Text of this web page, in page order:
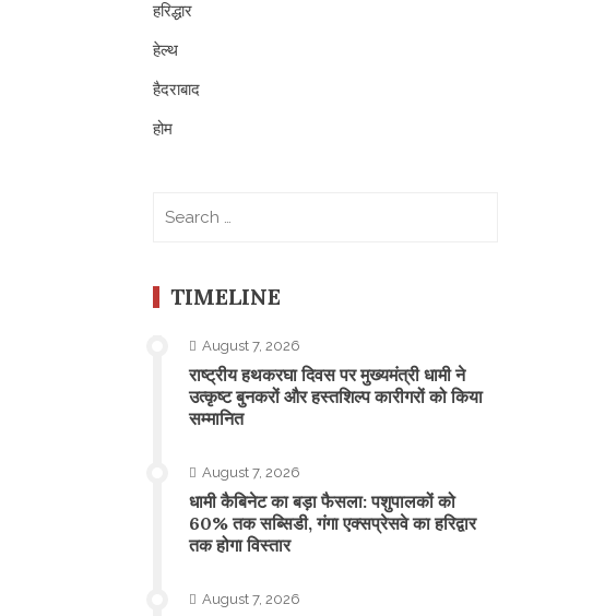
हरिद्धार
हेल्थ
हैदराबाद
होम
TIMELINE
August 7, 2026
राष्ट्रीय हथकरघा दिवस पर मुख्यमंत्री धामी ने
उत्कृष्ट बुनकरों और हस्तशिल्प कारीगरों को किया
सम्मानित
August 7, 2026
​धामी कैबिनेट का बड़ा फैसला: पशुपालकों को
60% तक सब्सिडी, गंगा एक्सप्रेसवे का हरिद्वार
तक होगा विस्तार
August 7, 2026